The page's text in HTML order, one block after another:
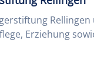
Erziehung